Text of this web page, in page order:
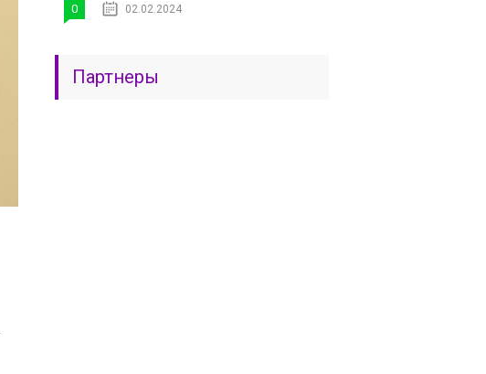
0 02.02.2024
Партнеры